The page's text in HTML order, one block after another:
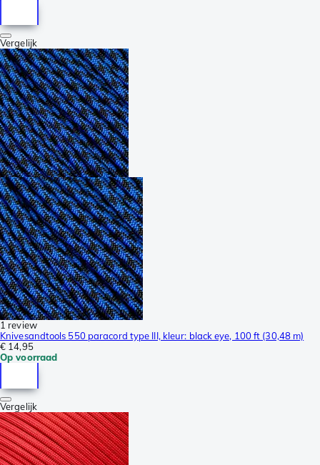
Vergelijk
1 review
Knivesandtools 550 paracord type III, kleur: black eye, 100 ft (30,48 m)
€ 14,95
Op voorraad
Vergelijk